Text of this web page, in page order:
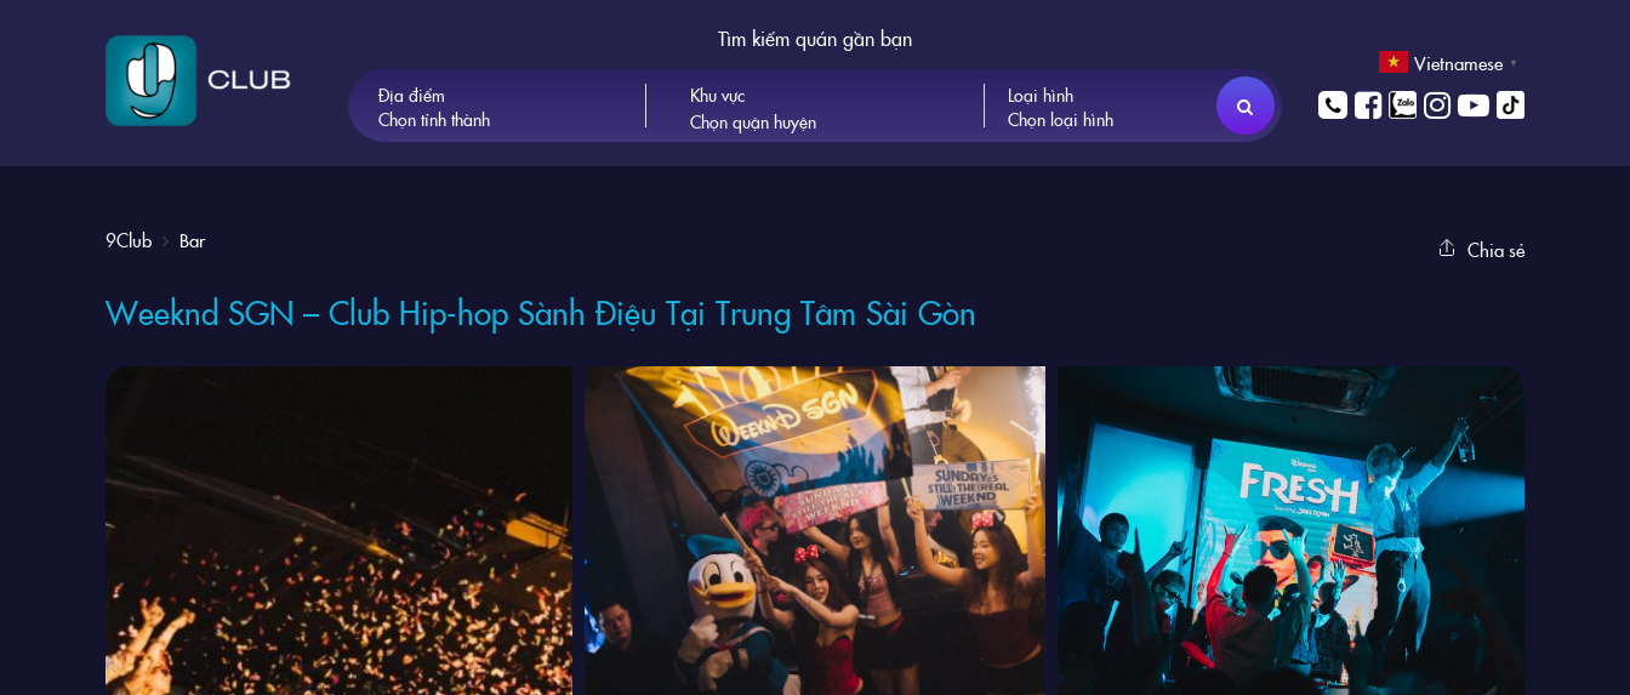
Tìm kiếm quán gần bạn
Địa điểm
Chọn tỉnh thành
Khu vực
Loại hình
Chọn loại hình
Vietnamese ▼
9Club Bar Chia sẻ
Weeknd SGN – Club Hip-hop Sành Điệu Tại Trung Tâm Sài Gòn